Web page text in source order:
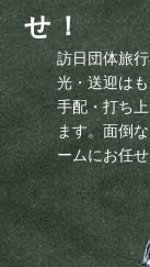
せ！
訪日団体旅
光・送迎は
手配・打ち
ます。面倒
ームにお任